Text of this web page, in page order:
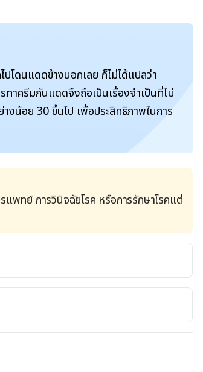
ปโดนแดดข้างนอกเลย ก็ไม่ได้แปลว่า
าครีมกันแดดจึงถือเป็นเรื่องจำเป็นที่ไม่
งน้อย 30 ขึ้นไป เพื่อประสิทธิภาพในการ
พทย์ การวินิจฉัยโรค หรือการรักษาโรคแต่
How Bad Is It Really to Not Wear Sunscreen Indoors?.
i-wear-sunscreen-indoors-
need-sunscreen-if-you-are-